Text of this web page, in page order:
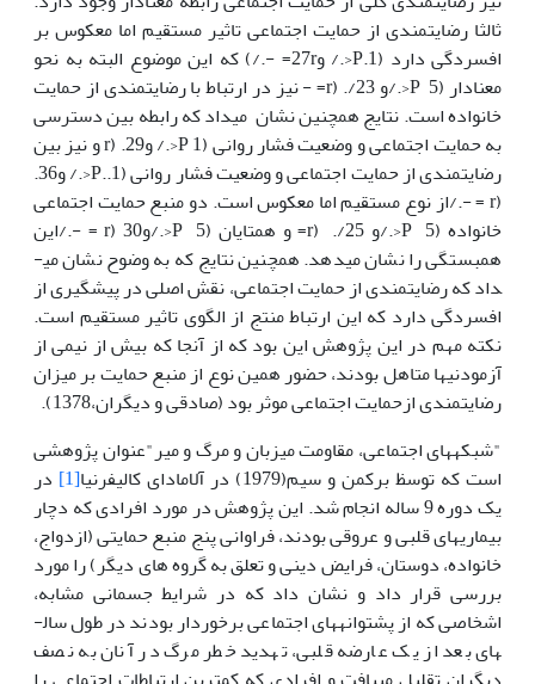
ثالثا رضایت­مندی از حمایت اجتماعی تاثیر مستقیم اما معکوس بر
افسردگی دارد (1.P<./ و27r= -./) که این موضوع البته به نحو
معنادار (5 P<./و 23/. (r= - نیز در ارتباط با رضایت­مندی از حمایت
خانواده است. نتایج هم­چنین نشان می­داد که رابطه بین دسترسی
به حمایت اجتماعی و وضعیت فشار روانی (1 P<./ و29. (r و نیز بین
رضایت­مندی از حمایت اجتماعی و وضعیت فشار روانی (1..P<./ و36.
(r = -./از نوع مستقیم اما معکوس است. دو منبع حمایت اجتماعی
خانواده (5 P<./و 25/. (r= و همتایان (5 P<./و30 (r = -./این
همبستگی را نشان می­دهد. هم­چنین نتایج که به وضوح نشان می­
داد که رضایت­مندی از حمایت اجتماعی، نقش اصلی در پیش­گیری از
افسردگی دارد که این ارتباط منتج از الگوی تاثیر مستقیم است.
نکته مهم در این پژوهش این بود که از آن­جا که بیش از نیمی از
آزمودنی­ها متاهل بودند، حضور همین نوع از منبع حمایت بر میزان
رضایت­مندی ازحمایت اجتماعی موثر بود (صادقی و دیگران،1378).
"شبکه­های اجتماعی، مقاومت میزبان و مرگ و میر"عنوان پژوهشی
است که توسظ برکمن و سیم(1979) در آلامادای کالیفرنیا
[1]
در
یک دوره 9 ساله انجام شد. این پژوهش در مورد افرادی که دچار
بیماری­های قلبی و عروقی بودند، فراوانی پنج منبع حمایتی (ازدواج،
خانواده، دوستان، فرایض دینی و تعلق به گروه های دیگر) را مورد
بررسی قرار داد و نشان داد که در شرایط جسمانی مشابه،
اشخاصی که از پشتوانه­های اجتماعی برخوردار بودند در طول سال­
های بعد از یک عارضه قلبی، تهدید خطر مرگ در آنان به نصف